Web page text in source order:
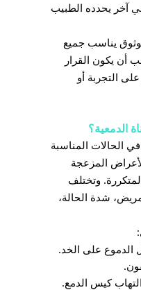
آخر يحدده الطبيب
يناسب جميع
أن يكون القرار
التجربة أو
الدمعية؟
الحالات المناسبة
المزعجة
وتختلف
شدة الحالة،
الدموع على الخد.
كيس الدمع.